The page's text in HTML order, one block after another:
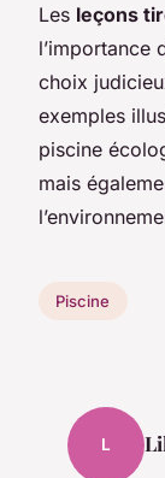
Les leçons
l’importance
choix
exemples
piscine
mais
Piscine
L